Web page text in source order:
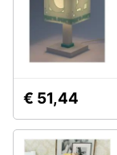
€ 51,44